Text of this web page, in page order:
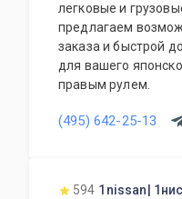
легковые и грузовые
предлагаем
заказа и быстрой
для вашего
правым рулем.
(495) 642-25-13
594 1nissan|